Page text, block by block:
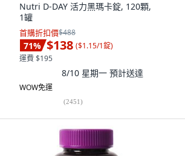
Nutri D-DAY 活力黑瑪卡錠, 120顆,
1罐
首購折扣價$488
71% $138 ($1.15/1錠)
運費 $195
8/10 星期一 預計送達
WOW免運
(2451)